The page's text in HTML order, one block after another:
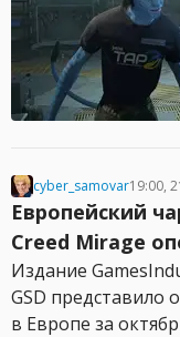
cyber_samovar19:00,
Европейский
Creed Mirage
Издание
GSD представило
в Европе за